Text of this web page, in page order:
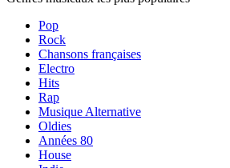
Pop
Rock
Chansons françaises
Electro
Hits
Rap
Musique Alternative
Oldies
Années 80
House